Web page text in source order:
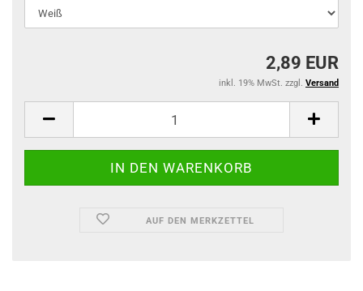
2,89 EUR
inkl. 19% MwSt. zzgl. Versand
AUF DEN MERKZETTEL